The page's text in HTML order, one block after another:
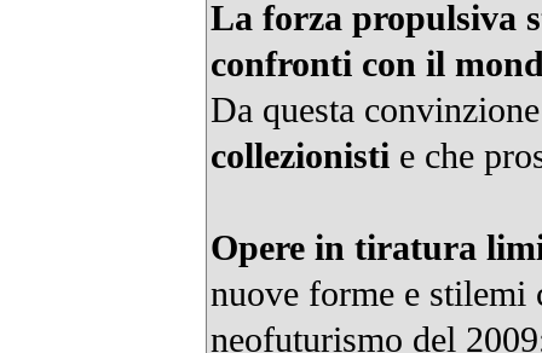
La forza propulsiva
confronti con il
Da questa
collezionisti e che
Opere in tiratura
nuove forme e stilemi
neofuturismo del